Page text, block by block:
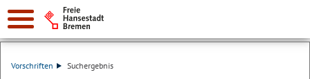
Vorschriften Suchergebnis